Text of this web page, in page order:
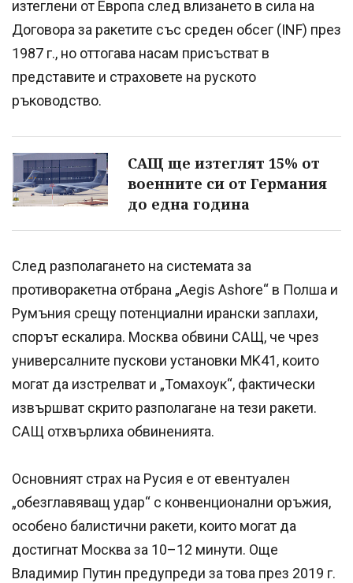
изтеглени от Европа след влизането в сила на
Договора за ракетите със среден обсег (INF) през
1987 г., но оттогава насам присъстват в
представите и страховете на руското
ръководство.
САЩ ще изтеглят 15% от
военните си от Германия
до една година
След разполагането на системата за
противоракетна отбрана „Aegis Ashore“ в Полша и
Румъния срещу потенциални ирански заплахи,
спорът ескалира. Москва обвини САЩ, че чрез
универсалните пускови установки MK41, които
могат да изстрелват и „Томахоук“, фактически
извършват скрито разполагане на тези ракети.
САЩ отхвърлиха обвиненията.
Основният страх на Русия е от евентуален
„обезглавяващ удар“ с конвенционални оръжия,
особено балистични ракети, които могат да
достигнат Москва за 10–12 минути. Още
Владимир Путин предупреди за това през 2019 г.